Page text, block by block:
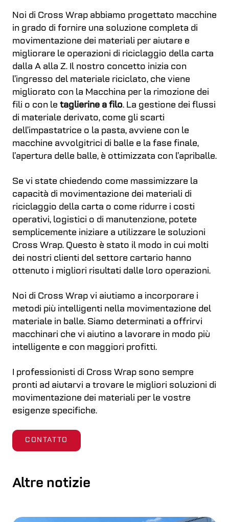
Noi di Cross Wrap abbiamo progettato macchine
in grado di fornire una soluzione completa di
movimentazione dei materiali per aiutare e
migliorare le operazioni di riciclaggio della carta
dalla A alla Z. Il nostro concetto inizia con
l’ingresso del materiale riciclato, che viene
migliorato con la Macchina per la rimozione dei
fili o con le taglierine a filo. La gestione dei flussi
di materiale derivato, come gli scarti
dell’impastatrice o la pasta, avviene con le
macchine avvolgitrici di balle e la fase finale,
l’apertura delle balle, è ottimizzata con l’apriballe.
Se vi state chiedendo come massimizzare la
capacità di movimentazione dei materiali di
riciclaggio della carta o come ridurre i costi
operativi, logistici o di manutenzione, potete
semplicemente iniziare a utilizzare le soluzioni
Cross Wrap. Questo è stato il modo in cui molti
dei nostri clienti del settore cartario hanno
ottenuto i migliori risultati dalle loro operazioni.
Noi di Cross Wrap vi aiutiamo a incorporare i
metodi più intelligenti nella movimentazione del
materiale in balle. Siamo determinati a offrirvi
macchinari che vi aiutino a lavorare in modo più
intelligente e con maggiori profitti.
I professionisti di Cross Wrap sono sempre
pronti ad aiutarvi a trovare le migliori soluzioni di
movimentazione dei materiali per le vostre
esigenze specifiche.
CONTATTO
Altre notizie